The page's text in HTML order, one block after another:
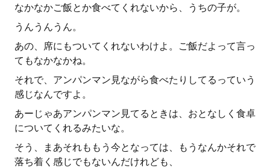
なかなかご飯とか食べてくれないから、うちの子が。
うんうんうん。
あの、席にもついてくれないわけよ。ご飯だよって言っ
てもなかなかね。
それで、アンパンマン見ながら食べたりしてるっていう
感じなんですよ。
あーじゃあアンパンマン見てるときは、おとなしく食卓
についてくれるみたいな。
そう、まあそれももう今となっては、もうなんかそれで
落ち着く感じでもないんだけれども、